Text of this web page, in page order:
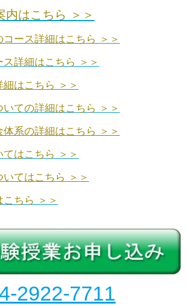
内はこちら ＞＞
ース詳細はこちら ＞＞
詳細はこちら ＞＞
はこちら ＞＞
ての詳細はこちら ＞＞
系の詳細はこちら ＞＞
はこちら ＞＞
てはこちら ＞＞
ちら ＞＞
2922-7711